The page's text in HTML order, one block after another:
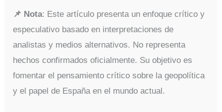
📌 Nota: Este artículo presenta un enfoque crítico y
especulativo basado en interpretaciones de
analistas y medios alternativos. No representa
hechos confirmados oficialmente. Su objetivo es
fomentar el pensamiento crítico sobre la geopolítica
y el papel de España en el mundo actual.